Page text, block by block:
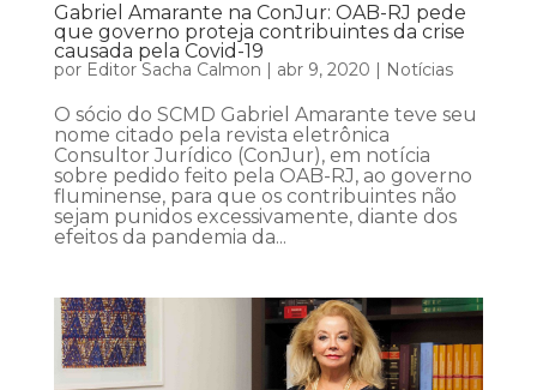
Gabriel Amarante na ConJur: OAB-RJ pede
que governo proteja contribuintes da crise
causada pela Covid-19
por Editor Sacha Calmon | abr 9, 2020 | Notícias
O sócio do SCMD Gabriel Amarante teve seu
nome citado pela revista eletrônica
Consultor Jurídico (ConJur), em notícia
sobre pedido feito pela OAB-RJ, ao governo
fluminense, para que os contribuintes não
sejam punidos excessivamente, diante dos
efeitos da pandemia da...